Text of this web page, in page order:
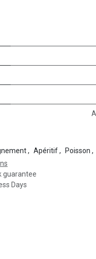
, Apéritif, Poisson ,
guarantee
Days